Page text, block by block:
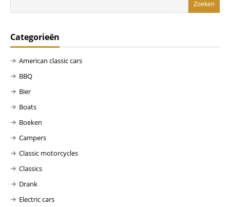
Categorieën
American classic cars
BBQ
Bier
Boats
Boeken
Campers
Classic motorcycles
Classics
Drank
Electric cars